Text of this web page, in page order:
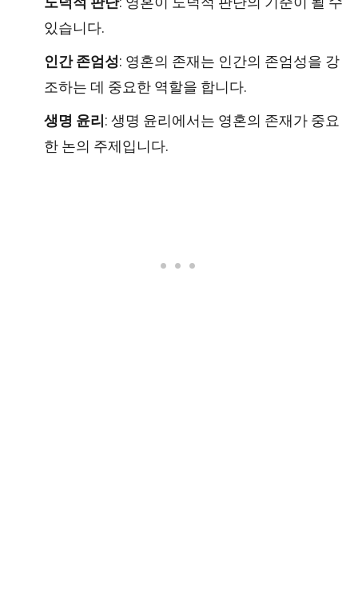
있습니다.
인간 존엄성: 영혼의 존재는 인간의 존엄성을 강
조하는 데 중요한 역할을 합니다.
생명 윤리 : 생명 윤리에서는 영혼의 존재가 중요
한 논의 주제입니다.